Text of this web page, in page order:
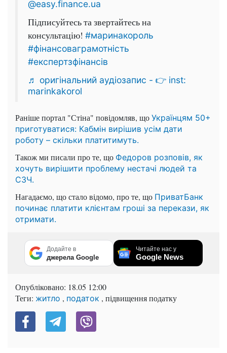
@easy.finance.ua
Підписуйтесь та звертайтесь на
консультацію! #маринакороль
#фінансоваграмотність
#експертзфінансів
♬ оригінальний аудіозапис - 👉 inst:
marinkakorol
Раніше портал "Стіна" повідомляв, що Українцям 50+
приготуватися: Кабмін вирішив усім дати
роботу – скільки платитимуть.
Також ми писали про те, що Федоров розповів, як
хочуть вирішити проблему нестачі людей та
СЗЧ.
Нагадаємо, що стало відомо, про те, що ПриватБанк
починає платити клієнтам гроші за перекази, як
отримати.
Додайте в
джерела Google
Читайте нас у
Google News
Опубліковано: 18.05 12:00
Теги: житло , податок , підвищення податку